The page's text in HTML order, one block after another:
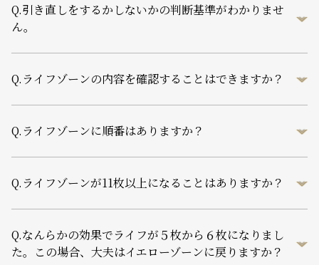
Q.引き直しをするかしないかの判断基準がわかりませ
ん。
Q. ライフゾーンの内容を確認することはできますか？
Q. ライフゾーンに順番はありますか？
Q. ライフゾーンが11枚以上になることはありますか？
Q.なんらかの効果でライフが５枚から６枚になりまし
た。この場合、大夫はイエローゾーンに戻りますか？